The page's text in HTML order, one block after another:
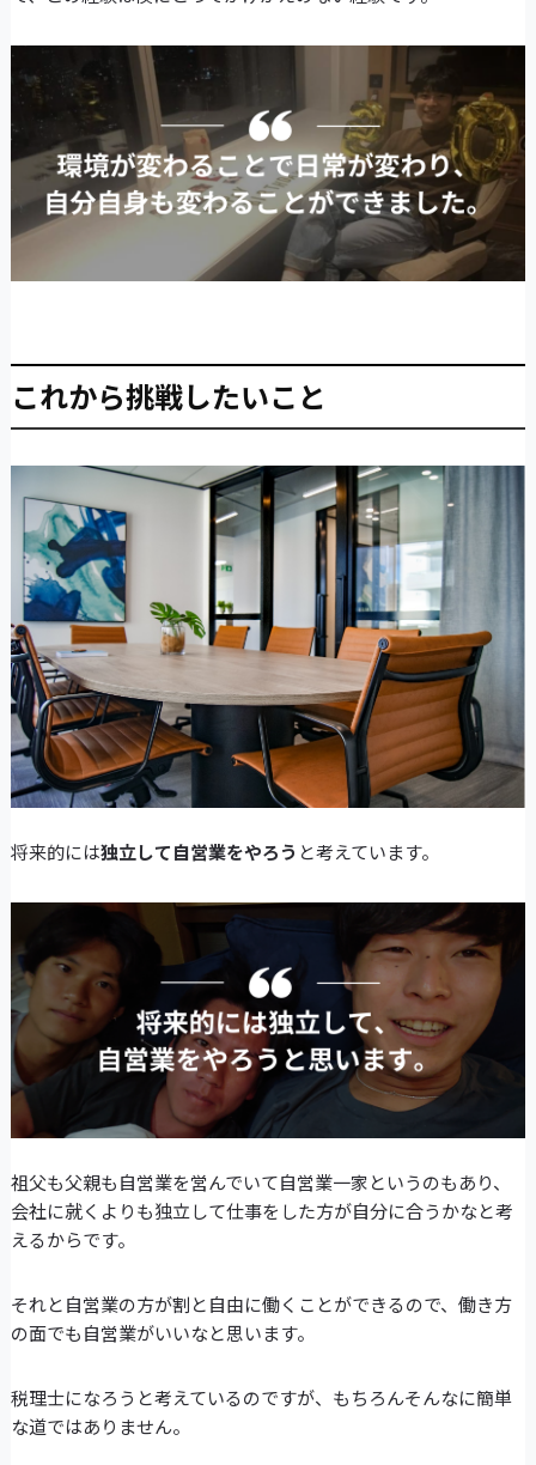
これから挑戦したいこと
将来的には独立して自営業をやろう と考えています。
祖父も父親も自営業を営んでいて自営業一家というのもあり、
会社に就くよりも独立して仕事をした方が自分に合うかなと考
えるからです。
それと自営業の方が割と自由に働くことができるので、働き方
の面でも自営業がいいなと思います。
税理士になろうと考えているのですが、もちろんそんなに簡単
な道ではありません。